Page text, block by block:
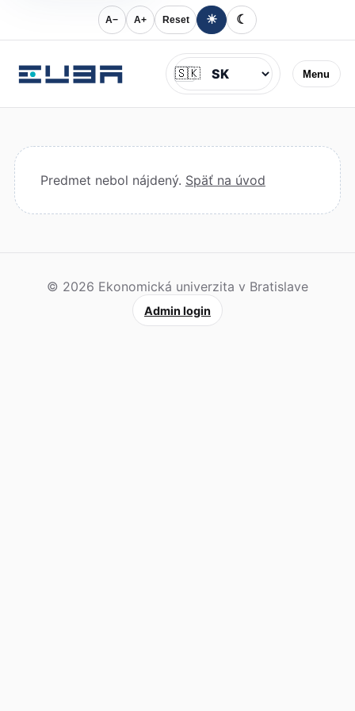
A− A+ Reset ☀ ☾
Menu
Jazyk
🇸🇰
Predmet nebol nájdený. Späť na úvod
© 2026 Ekonomická univerzita v Bratislave
Admin login